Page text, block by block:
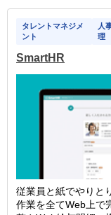
タレントマネジメ
ント
人
理
SmartHR
従業員と紙でやりと
作業を全てWeb上で